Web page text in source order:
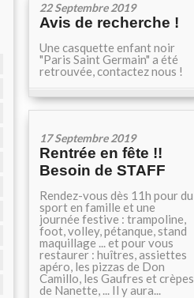
22 Septembre 2019
Avis de recherche !
Une casquette enfant noir
"Paris Saint Germain" a été
retrouvée, contactez nous !
17 Septembre 2019
Rentrée en fête !!
Besoin de STAFF
Rendez-vous dès 11h pour du
sport en famille et une
journée festive : trampoline,
foot, volley, pétanque, stand
maquillage ... et pour vous
restaurer : huîtres, assiettes
apéro, les pizzas de Don
Camillo, les Gaufres et crèpes
de Nanette, ... Il y aura...